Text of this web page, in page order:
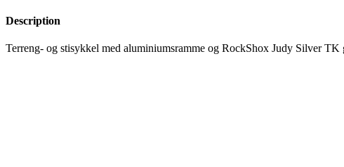
Description
Terreng- og stisykkel med aluminiumsramme og RockShox Judy Silver